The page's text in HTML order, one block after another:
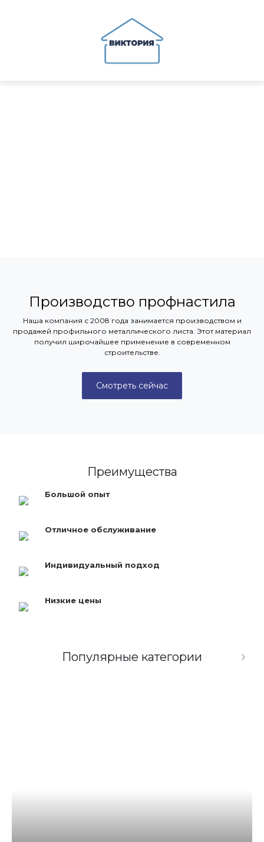
Производство профнастила
Наша компания с 2008 года занимается производством и
продажей профильного металлического листа. Этот материал
получил широчайшее применение в современном
строительстве.
Смотреть сейчас
Преимущества
Большой опыт
Отличное обслуживание
Индивидуальный подход
Низкие цены
Популярные категории